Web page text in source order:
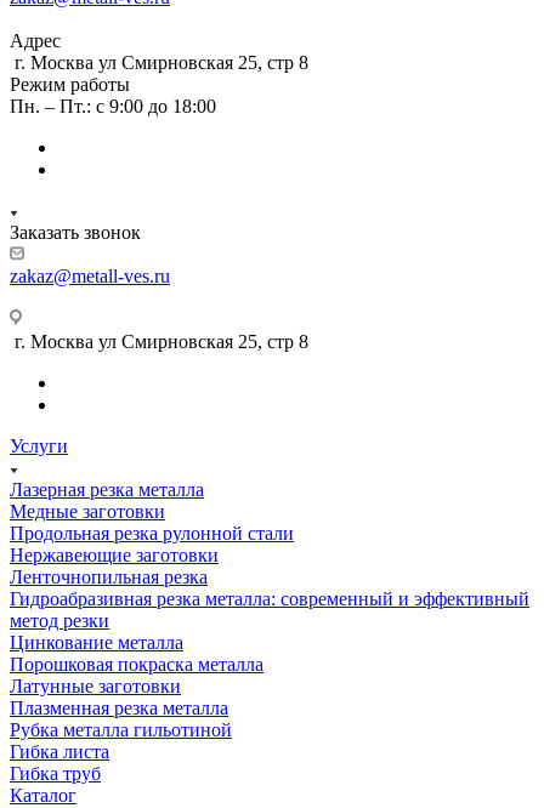
Адрес
г. Москва ул Смирновская 25, стр 8
Режим работы
Пн. – Пт.: с 9:00 до 18:00
Заказать звонок
zakaz@metall-ves.ru
г. Москва ул Смирновская 25, стр 8
Услуги
Лазерная резка металла
Медные заготовки
Продольная резка рулонной стали
Нержавеющие заготовки
Ленточнопильная резка
Гидроабразивная резка металла: современный и эффективный
метод резки
Цинкование металла
Порошковая покраска металла
Латунные заготовки
Плазменная резка металла
Рубка металла гильотиной
Гибка листа
Гибка труб
Каталог